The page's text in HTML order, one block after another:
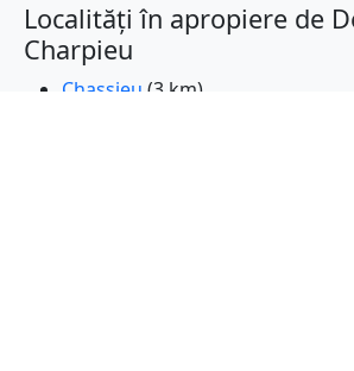
Localități în apropiere de
Charpieu
Chassieu (3 km)